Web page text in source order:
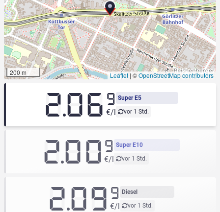
200 m Leaflet | ©OpenStreetMap contributors
Super E5
vor 1 Std.
2.06 9
€/l
Super E10
vor 1 Std.
2.009
€/l
Diesel
vor 1 Std.
2.09 9
€/l